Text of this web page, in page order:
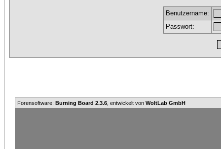
Benutzername:
Passwort:
Forensoftware: Burning Board 2.3.6 , entwickelt von WoltLab GmbH